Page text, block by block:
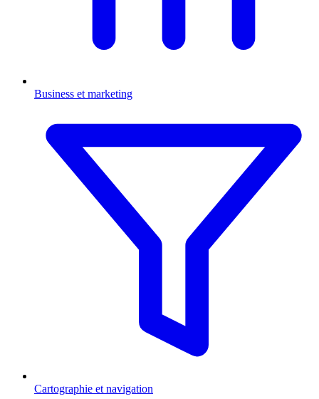
Business et marketing
Cartographie et navigation